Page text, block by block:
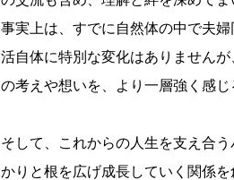
事実上は、すでに自然体の中で夫
活自体に特別な変化はありません
の考えや想いを、より一層強く感じ
そして、これからの人生を支え合
かりと根を広げ成長していく関係を